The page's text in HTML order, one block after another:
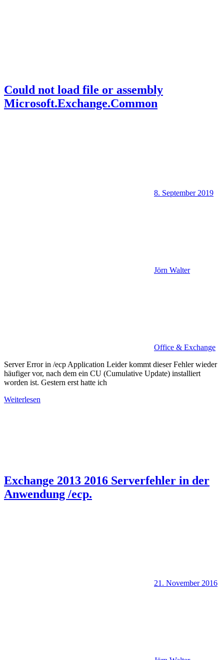
Could not load file or assembly
Microsoft.Exchange.Common
8. September 2019
Jörn Walter
Office & Exchange
Server Error in /ecp Application Leider kommt dieser Fehler wieder
häufiger vor, nach dem ein CU (Cumulative Update) installiert
worden ist. Gestern erst hatte ich
Weiterlesen
Exchange 2013 2016 Serverfehler in der
Anwendung /ecp.
21. November 2016